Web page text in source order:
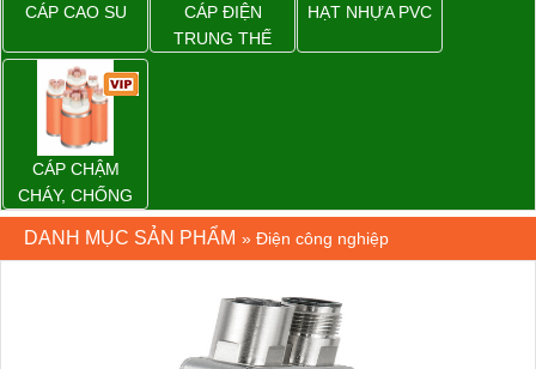
CÁP CAO SU
CÁP ĐIỆN
TRUNG THẾ
HẠT NHỰA PVC
CÁP CHẬM
CHÁY, CHỐNG
CHÁY
DANH MỤC SẢN PHẨM » Điện công nghiệp